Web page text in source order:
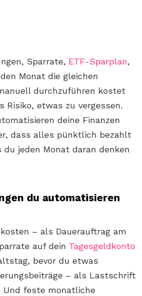
Sparrate, ETF-Sparplan,
Monat die gleichen
durchzuführen kostet
Risiko, etwas zu vergessen.
deine Finanzen
dass alles pünktlich bezahlt
jeden Monat daran denken
du automatisieren
– als Dauerauftrag am
auf dein Tagesgeldkonto
bevor du etwas
– als Lastschrift
Und feste monatliche